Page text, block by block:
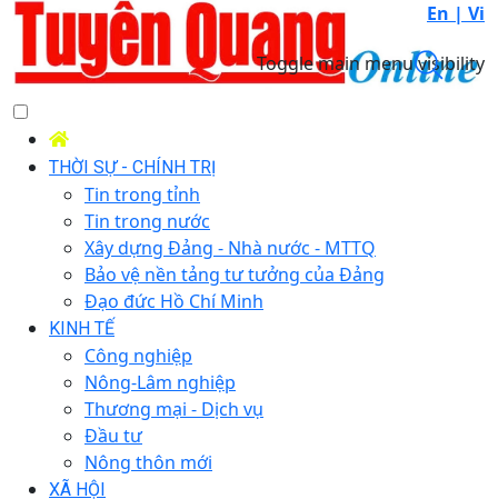
En | Vi
Toggle main menu visibility
THỜI SỰ - CHÍNH TRỊ
Tin trong tỉnh
Tin trong nước
Xây dựng Đảng - Nhà nước - MTTQ
Bảo vệ nền tảng tư tưởng của Đảng
Đạo đức Hồ Chí Minh
KINH TẾ
Công nghiệp
Nông-Lâm nghiệp
Thương mại - Dịch vụ
Đầu tư
Nông thôn mới
XÃ HỘI